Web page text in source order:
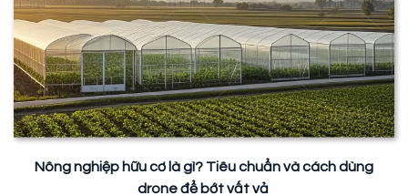
Nông nghiệp hữu cơ là gì? Tiêu chuẩn và cách dùng
drone để bớt vất vả